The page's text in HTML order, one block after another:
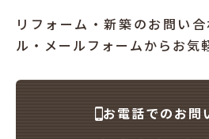
リフォーム・新築のお問い
ル・メールフォームからお気
お電話でのお問